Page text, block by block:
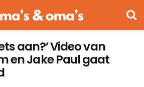
aan?’ Video van
en Jake Paul gaat